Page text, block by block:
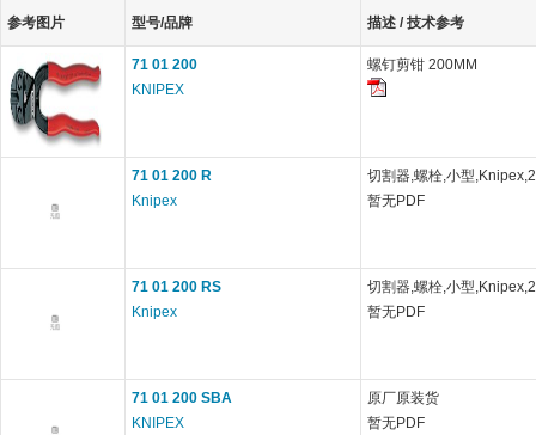
参考图片 型号/品牌 描述 / 技术参考
71 01 200
KNIPEX
螺钉剪钳 200MM
71 01 200 R
Knipex
切割器,螺栓,小型
暂无PDF
71 01 200 RS
Knipex
切割器,螺栓,小型
暂无PDF
71 01 200 SBA
KNIPEX
原厂原装货
暂无PDF